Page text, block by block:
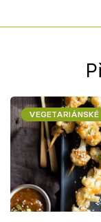
VEGETARIÁNSKÉ